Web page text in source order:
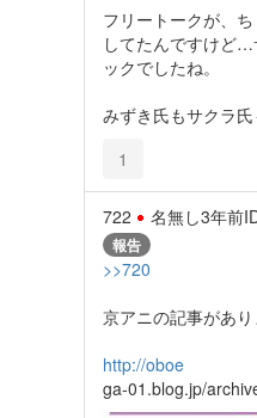
フリートークが、
してたんですけど…
ックでしたね。
みずき氏もサクラ
1
722 名無し3年前
報告
>>720
京アニの記事があ
http://oboe
ga-01.blog.jp/